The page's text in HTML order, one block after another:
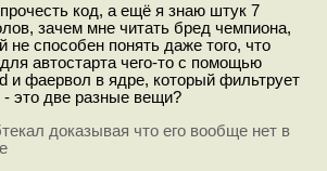
код, а ещё я знаю штук 7
зачем мне читать бред чемпиона,
не способен понять даже того, что
автостарта чего-то с помощью
и фаервол в ядре, который фильтрует
- это две разные вещи?
доказывая что его вообще нет в